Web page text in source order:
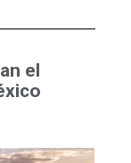
el